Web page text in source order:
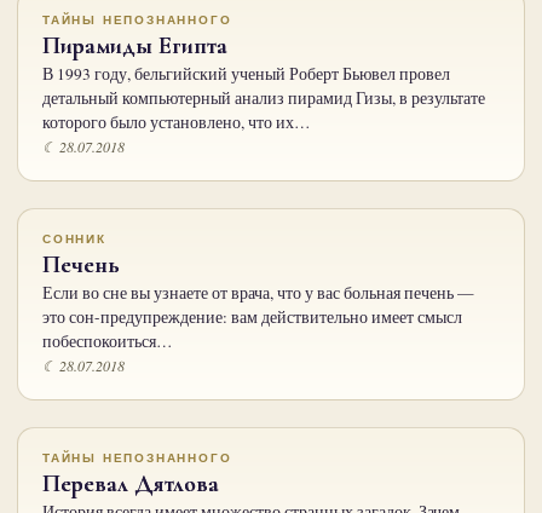
ТАЙНЫ НЕПОЗНАННОГО
Пирамиды Египта
В 1993 году, бельгийский ученый Роберт Бьювел провел
детальный компьютерный анализ пирамид Гизы, в результате
которого было установлено, что их…
☾ 28.07.2018
СОННИК
Печень
Если во сне вы узнаете от врача, что у вас больная печень —
это сон-предупреждение: вам действительно имеет смысл
побеспокоиться…
☾ 28.07.2018
ТАЙНЫ НЕПОЗНАННОГО
Перевал Дятлова